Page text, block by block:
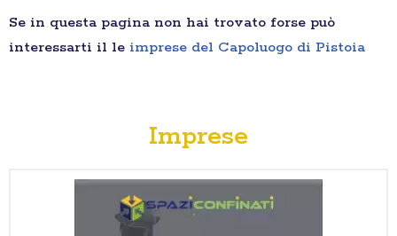
Se in questa pagina non hai trovato forse può
interessarti il le imprese del Capoluogo di Pistoia
Imprese